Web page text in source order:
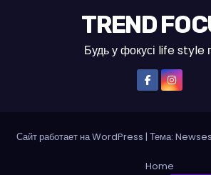
TREND
Будь у фокусі life style
Сайт работает на WordPress | Тема:
Home